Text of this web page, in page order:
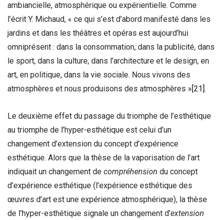
ambiancielle, atmosphérique ou expérientielle. Comme
l’écrit Y. Michaud, « ce qui s’est d’abord manifesté dans les
jardins et dans les théâtres et opéras est aujourd’hui
omniprésent : dans la consommation, dans la publicité, dans
le sport, dans la culture, dans l’architecture et le design, en
art, en politique, dans la vie sociale. Nous vivons des
atmosphères et nous produisons des atmosphères » [21] .
Le deuxième effet du passage du triomphe de l’esthétique
au triomphe de l’hyper-esthétique est celui d’un
changement d’extension du concept d’expérience
esthétique. Alors que la thèse de la vaporisation de l’art
indiquait un changement de compréhension du concept
d’expérience esthétique (l’expérience esthétique des
œuvres d’art est une expérience atmosphérique), la thèse
de l’hyper-esthétique signale un changement d’extension